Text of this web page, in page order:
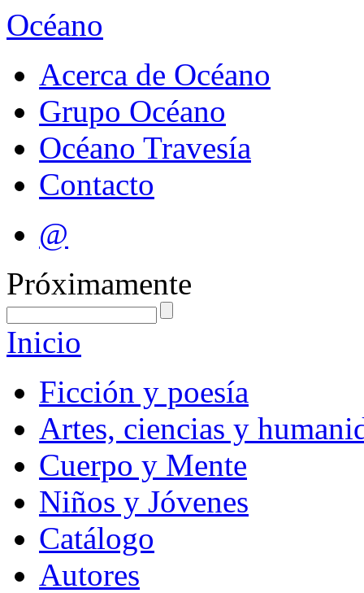
Océano
Acerca de Océano
Grupo Océano
Océano Travesía
Contacto
@
Próximamente
Inicio
Ficción y poesía
Artes, ciencias y
Cuerpo y Mente
Niños y Jóvenes
Catálogo
Autores